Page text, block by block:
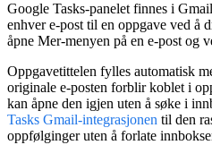
Google Tasks-panelet finnes i
enhver e-post til en oppgave ved å
åpne Mer-menyen på en e-post og
Oppgavetittelen fylles automatisk
originale e-posten forblir koblet i
kan åpne den igjen uten å søke i
Tasks Gmail-integrasjonen til den
oppfølginger uten å forlate